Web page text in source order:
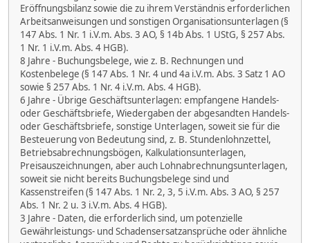
Eröffnungsbilanz sowie die zu ihrem Verständnis erforderlichen
Arbeitsanweisungen und sonstigen Organisationsunterlagen (§
147 Abs. 1 Nr. 1 i.V.m. Abs. 3 AO, § 14b Abs. 1 UStG, § 257 Abs.
1 Nr. 1 i.V.m. Abs. 4 HGB).
8 Jahre - Buchungsbelege, wie z. B. Rechnungen und
Kostenbelege (§ 147 Abs. 1 Nr. 4 und 4a i.V.m. Abs. 3 Satz 1 AO
sowie § 257 Abs. 1 Nr. 4 i.V.m. Abs. 4 HGB).
6 Jahre - Übrige Geschäftsunterlagen: empfangene Handels-
oder Geschäftsbriefe, Wiedergaben der abgesandten Handels-
oder Geschäftsbriefe, sonstige Unterlagen, soweit sie für die
Besteuerung von Bedeutung sind, z. B. Stundenlohnzettel,
Betriebsabrechnungsbögen, Kalkulationsunterlagen,
Preisauszeichnungen, aber auch Lohnabrechnungsunterlagen,
soweit sie nicht bereits Buchungsbelege sind und
Kassenstreifen (§ 147 Abs. 1 Nr. 2, 3, 5 i.V.m. Abs. 3 AO, § 257
Abs. 1 Nr. 2 u. 3 i.V.m. Abs. 4 HGB).
3 Jahre - Daten, die erforderlich sind, um potenzielle
Gewährleistungs- und Schadensersatzansprüche oder ähnliche